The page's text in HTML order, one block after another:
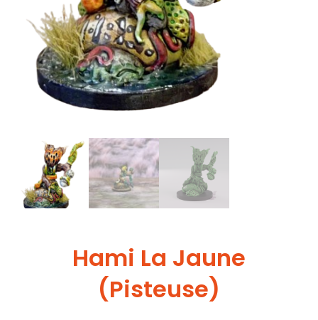
Hami La Jaune
(Pisteuse)